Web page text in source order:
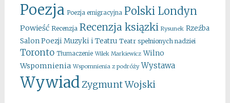
Poezja Poezja emigracyjna Polski Londyn
Powieść Recenzja Recenzja ksiązki Rysunek Rzeźba
Salon Poezji Muzyki i Teatru Teatr spełnionych nadziei
Toronto Tłumaczenie Wilek Markiewicz Wilno
Wspomnienia Wspomnienia z podróży Wystawa
WywiadZygmunt Wojski